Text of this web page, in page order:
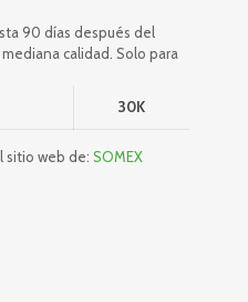
90 días después del
calidad. Solo para
30K
sitio web de: SOMEX